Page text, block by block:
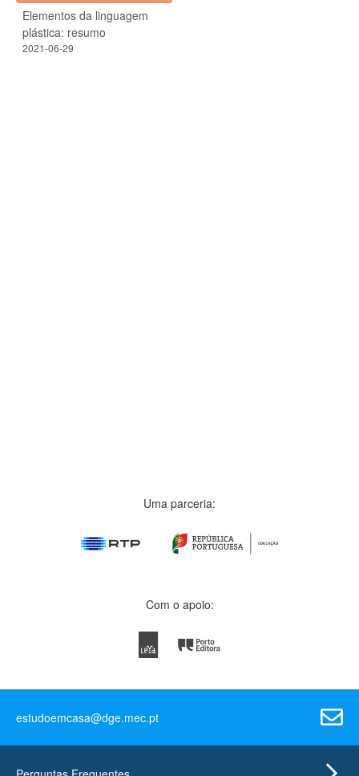
Elementos da linguagem
plástica: resumo
2021-06-29
Uma parceria:
Com o apoio:
estudoemcasa@dge.mec.pt